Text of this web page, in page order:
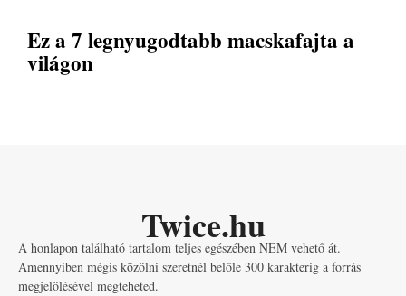
Ez a 7 legnyugodtabb macskafajta a
világon
Twice.hu
A honlapon található tartalom teljes egészében NEM vehető át.
Amennyiben mégis közölni szeretnél belőle 300 karakterig a forrás
megjelölésével megteheted.